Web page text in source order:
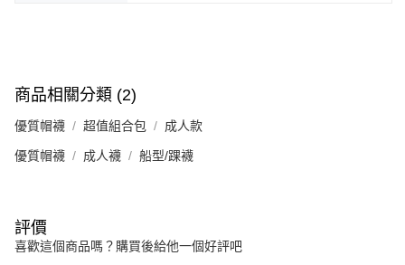
商品相關分類 (2)
優質帽襪 超值組合包 成人款
優質帽襪 成人襪 船型/踝襪
評價
喜歡這個商品嗎？購買後給他一個好評吧